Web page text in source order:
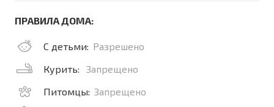
ПРАВИЛА ДОМА:
С детьми: Разрешено
Курить:
Запрещено
Питомцы: Запрещено